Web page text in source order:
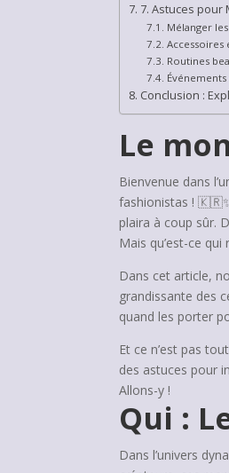
7. Astuces pour
Mélanger
Accessoires
Routines
Conclusion :
Le
Bienvenue dans
fashionistas !
plaira à coup sûr.
Mais qu’est-ce
Dans cet article,
grandissante des
quand les porter
Et ce n’est pas
des astuces pour
Allons-y !
Qui :
Dans l’univers